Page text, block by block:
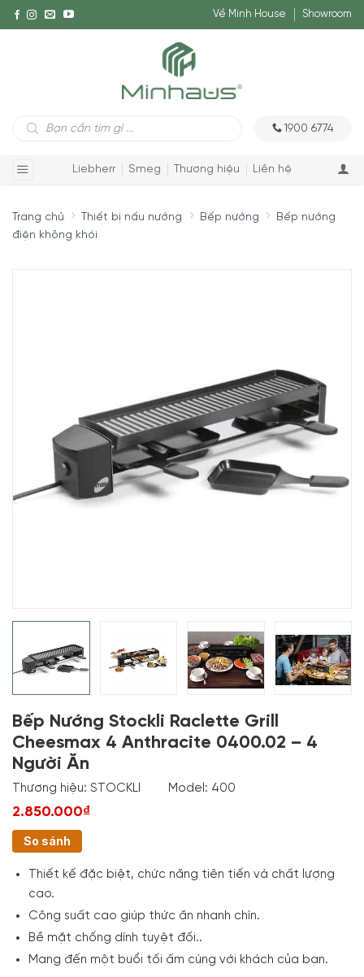
Về Minh House Showroom
Tìm
kiếm
1900 6774
Liebherr Smeg Thương hiệu Liên hệ
Trang chủ Thiết bị nấu nướng Bếp nướng
Bếp nướng
điện không khói
Bếp Nướng Stockli Raclette Grill
Cheesmax 4 Anthracite 0400.02 – 4
Người Ăn
Thương hiệu: STOCKLI Model: 400
2.850.000₫
So sánh
Thiết kế đặc biệt, chức năng tiên tiến và chất lượng
cao.
Công suất cao giúp thức ăn nhanh chín.
Bề mặt chống dính tuyệt đối..
Mang đến một buổi tối ấm cúng với khách của bạn.